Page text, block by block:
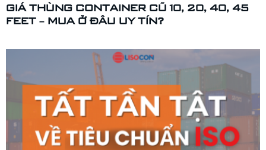
GIÁ THÙNG CONTAINER CŨ 10, 20, 40, 45
FEET – MUA Ở ĐÂU UY TÍN?